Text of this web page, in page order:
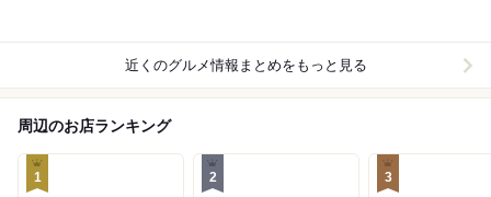
近くのグルメ情報まとめをもっと見る
周辺のお店ランキング
1 2 3